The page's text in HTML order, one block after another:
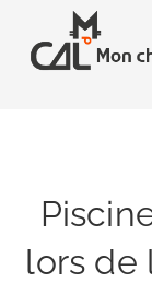
content
lors de